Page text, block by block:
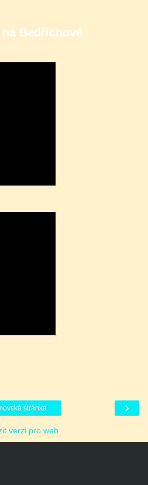
Bedřichově
›
stránka
verzi pro web